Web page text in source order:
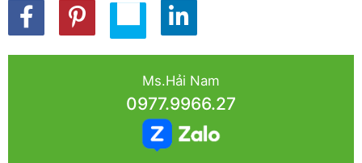
Ms.Hải Nam
0977.9966.27